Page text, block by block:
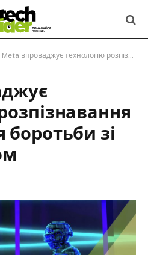
Meta впроваджує технологію розпізнавання обличчя для боротьби зі шахрайством
зі